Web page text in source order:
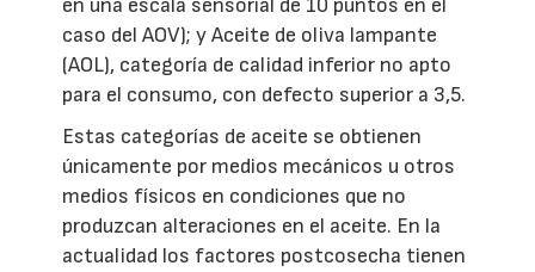
en una escala sensorial de 10 puntos en el
caso del AOV); y Aceite de oliva lampante
(AOL), categoría de calidad inferior no apto
para el consumo, con defecto superior a 3,5.
Estas categorías de aceite se obtienen
únicamente por medios mecánicos u otros
medios físicos en condiciones que no
produzcan alteraciones en el aceite. En la
actualidad los factores postcosecha tienen